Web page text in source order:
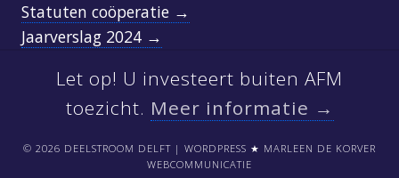
Statuten coöperatie →
Jaarverslag 2024 →
FOOTER
Let op! U investeert buiten AFM
toezicht. Meer informatie →
© 2026 DEELSTROOM DELFT | WORDPRESS ★ MARLEEN DE KORVER
WEBCOMMUNICATIE